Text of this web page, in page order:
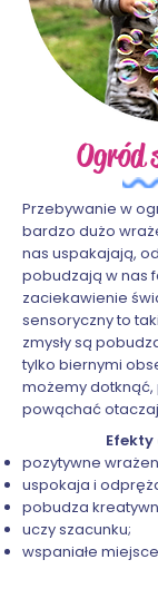
Ogród
Przebywanie w
bardzo dużo
nas uspakajają,
pobudzają w nas
zaciekawienie
sensoryczny to
zmysły są
tylko biernymi
możemy dotknąć,
powąchać
pozytywne
uspokaja i
pobudza
uczy szacunku;
wspaniałe